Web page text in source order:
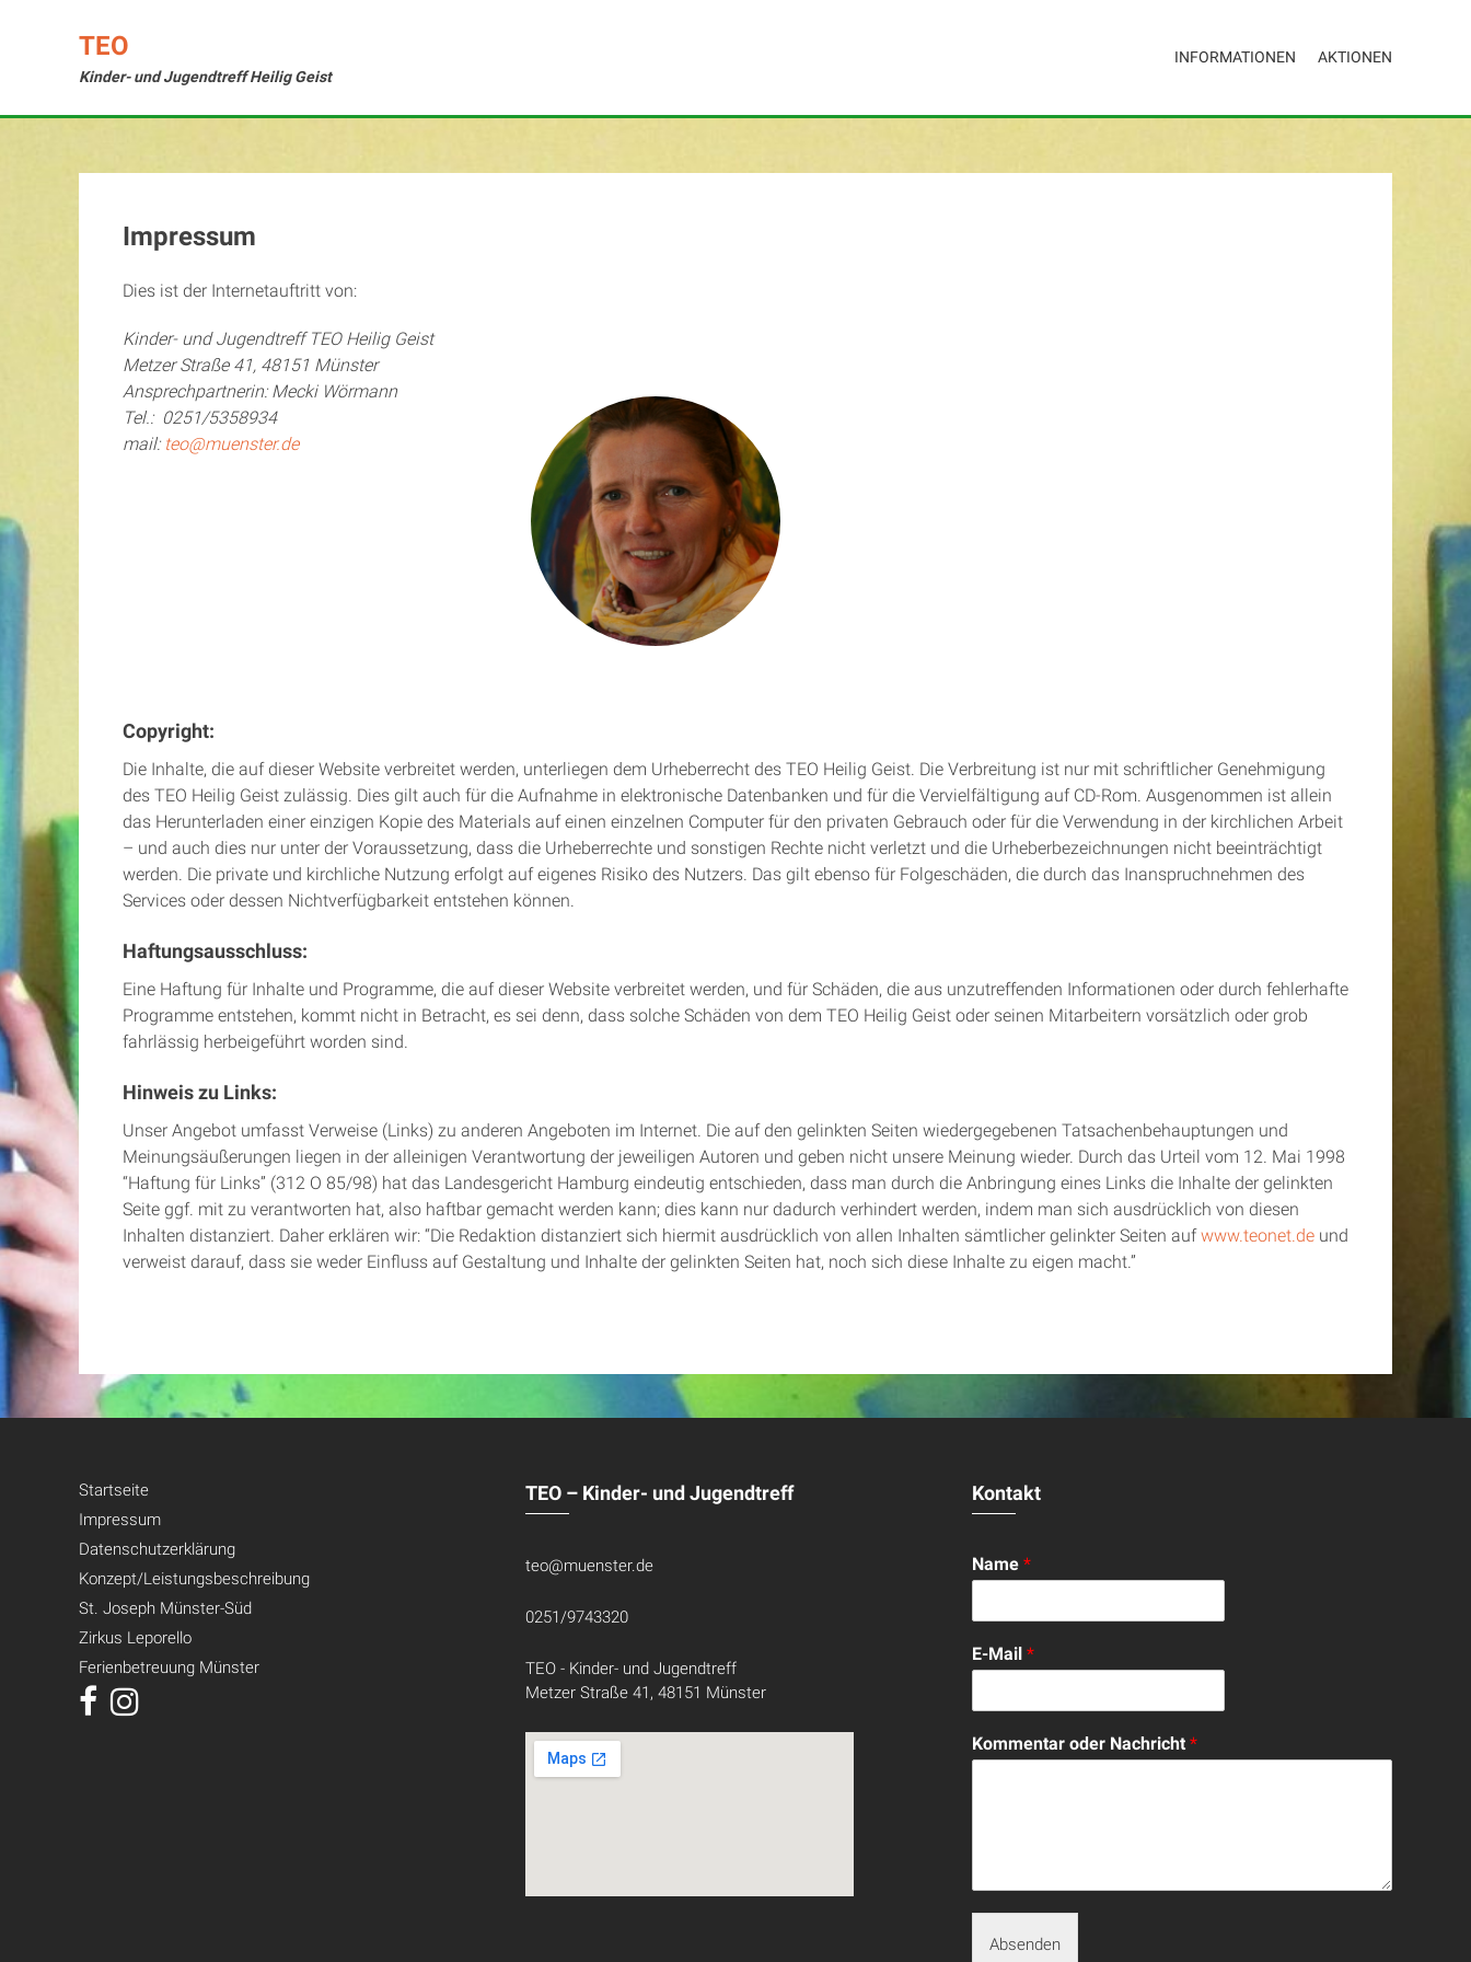
TEO
Kinder- und Jugendtreff Heilig Geist
INFORMATIONEN AKTIONEN
Impressum
Dies ist der Internetauftritt von:
Kinder- und Jugendtreff TEO Heilig Geist
Metzer Straße 41, 48151 Münster
Ansprechpartnerin: Mecki Wörmann
Tel.: 0251/5358934
mail: teo@muenster.de
Copyright:
Die Inhalte, die auf dieser Website verbreitet werden, unterliegen dem Urheberrecht des TEO Heilig Geist. Die Verbreitung ist nur mit schriftlicher Genehmigung
des TEO Heilig Geist zulässig. Dies gilt auch für die Aufnahme in elektronische Datenbanken und für die Vervielfältigung auf CD-Rom. Ausgenommen ist allein
das Herunterladen einer einzigen Kopie des Materials auf einen einzelnen Computer für den privaten Gebrauch oder für die Verwendung in der kirchlichen Arbeit
– und auch dies nur unter der Voraussetzung, dass die Urheberrechte und sonstigen Rechte nicht verletzt und die Urheberbezeichnungen nicht beeinträchtigt
werden. Die private und kirchliche Nutzung erfolgt auf eigenes Risiko des Nutzers. Das gilt ebenso für Folgeschäden, die durch das Inanspruchnehmen des
Services oder dessen Nichtverfügbarkeit entstehen können.
Haftungsausschluss:
Eine Haftung für Inhalte und Programme, die auf dieser Website verbreitet werden, und für Schäden, die aus unzutreffenden Informationen oder durch fehlerhafte
Programme entstehen, kommt nicht in Betracht, es sei denn, dass solche Schäden von dem TEO Heilig Geist oder seinen Mitarbeitern vorsätzlich oder grob
fahrlässig herbeigeführt worden sind.
Hinweis zu Links:
Unser Angebot umfasst Verweise (Links) zu anderen Angeboten im Internet. Die auf den gelinkten Seiten wiedergegebenen Tatsachenbehauptungen und
Meinungsäußerungen liegen in der alleinigen Verantwortung der jeweiligen Autoren und geben nicht unsere Meinung wieder. Durch das Urteil vom 12. Mai 1998
“Haftung für Links” (312 O 85/98) hat das Landesgericht Hamburg eindeutig entschieden, dass man durch die Anbringung eines Links die Inhalte der gelinkten
Seite ggf. mit zu verantworten hat, also haftbar gemacht werden kann; dies kann nur dadurch verhindert werden, indem man sich ausdrücklich von diesen
Inhalten distanziert. Daher erklären wir: “Die Redaktion distanziert sich hiermit ausdrücklich von allen Inhalten sämtlicher gelinkter Seiten aufwww.teonet.de und
verweist darauf, dass sie weder Einfluss auf Gestaltung und Inhalte der gelinkten Seiten hat, noch sich diese Inhalte zu eigen macht.”
Startseite
Impressum
Datenschutzerklärung
Konzept/Leistungsbeschreibung
St. Joseph Münster-Süd
Zirkus Leporello
Ferienbetreuung Münster
TEO – Kinder- und Jugendtreff
teo@muenster.de
0251/9743320
TEO - Kinder- und Jugendtreff
Metzer Straße 41, 48151 Münster
Kontakt
Name*
E-Mail*
Kommentar oder Nachricht*
Absenden